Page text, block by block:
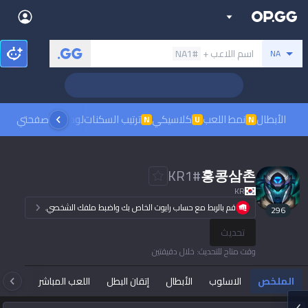
NA بحث عن المستدعي
اسم اللاعب + #NA1
الأبطال N نمط اللعب U كلاسيكي Nترتيب السكناتلوحات الصدارة
صفحتي
296
홍콩삼촌
#
KR1
KR
قم بالربط مع حساب رايوت الخاص بك واضبط ملفك الشخصي.
تحديث
وقت متاح للتحديث: خلال دقيقتين
الملخص الاسلوب الأبطال إتقان البطل اللعب المباشر
League of Legends
Teamfight Tactics
Pokémon Champions
Beta
ROBLOX
OVERWATCH2
Pokémon Pokopia
Arc Raiders
Slay The Spire 2
Counter Strike 2
Beta
Fortnite
Sign in
Language
العربية
Dark mode
Back
العربية
English
日本語
język polski
Deutsch